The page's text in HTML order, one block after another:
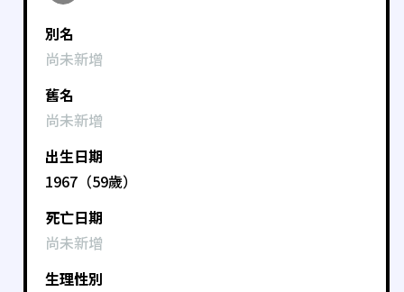
別名
尚未新增
舊名
尚未新增
出生日期
1967（59歲）
死亡日期
尚未新增
生理性別